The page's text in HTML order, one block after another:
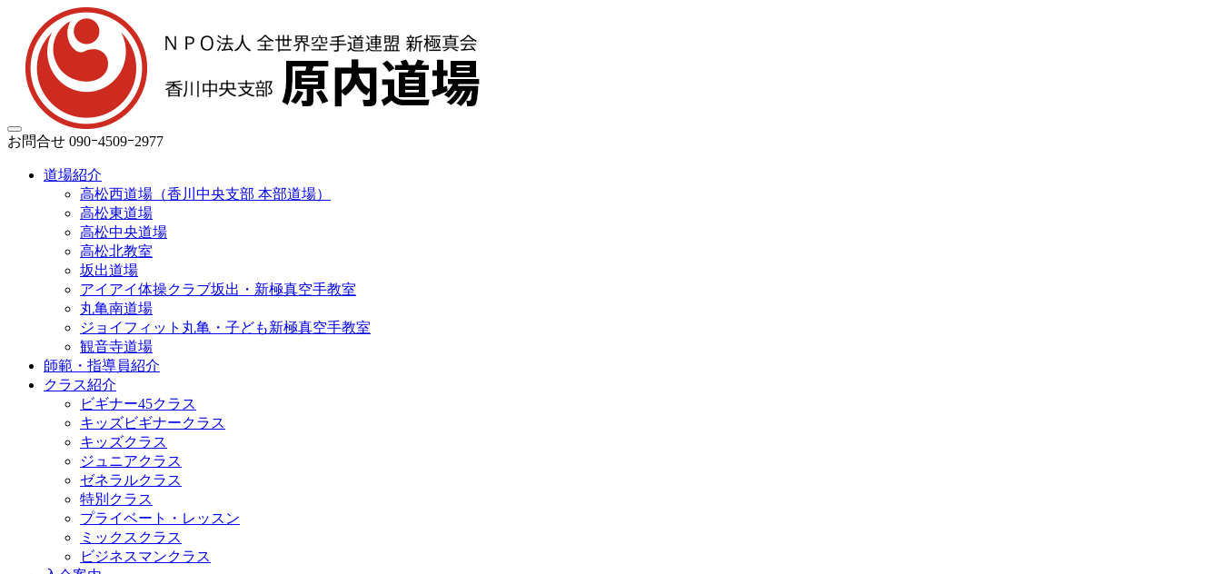
お問合せ 090ｰ4509ｰ2977
道場紹介
高松西道場（香川中央支部 本部道場）
高松東道場
高松中央道場
高松北教室
坂出道場
アイアイ体操クラブ坂出・新極真空手教室
丸亀南道場
ジョイフィット丸亀・子ども新極真空手教室
観音寺道場
師範・指導員紹介
クラス紹介
ビギナー45クラス
キッズビギナークラス
キッズクラス
ジュニアクラス
ゼネラルクラス
特別クラス
プライベート・レッスン
ミックスクラス
ビジネスマンクラス